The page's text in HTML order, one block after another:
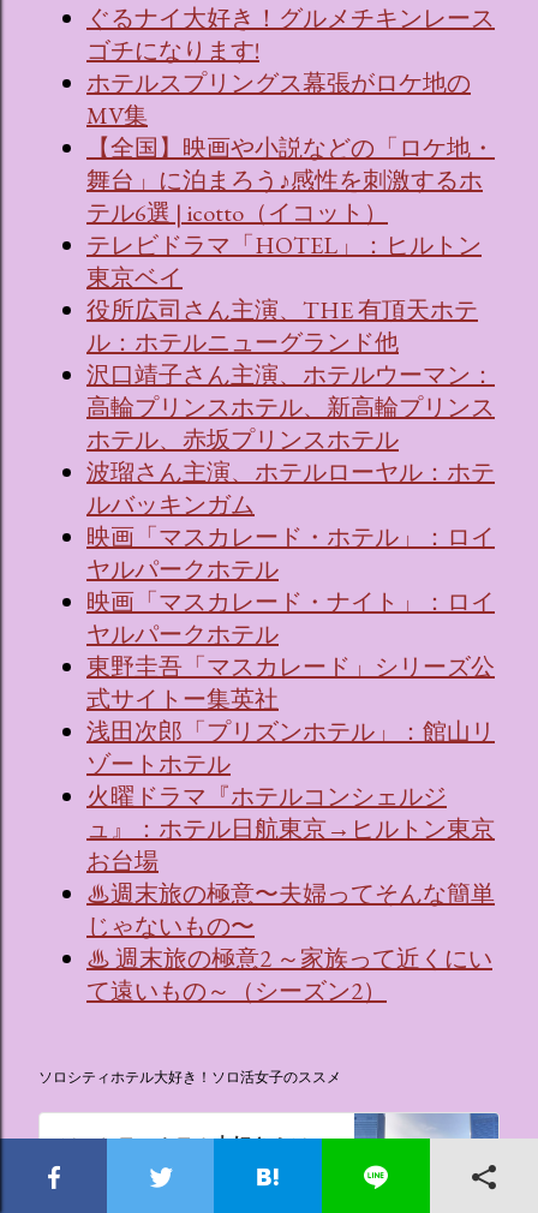
ぐるナイ大好き！グルメチキンレース
ゴチになります!
ホテルスプリングス幕張がロケ地の
MV集
【全国】映画や小説などの「ロケ地・
舞台」に泊まろう♪感性を刺激するホ
テル6選 | icotto（イコット）
テレビドラマ「HOTEL」：ヒルトン
東京ベイ
役所広司さん主演、THE 有頂天ホテ
ル：ホテルニューグランド他
沢口靖子さん主演、ホテルウーマン：
高輪プリンスホテル、新高輪プリンス
ホテル、赤坂プリンスホテル
波瑠さん主演、ホテルローヤル：ホテ
ルバッキンガム
映画「マスカレード・ホテル」：ロイ
ヤルパークホテル
映画「マスカレード・ナイト」：ロイ
ヤルパークホテル
東野圭吾「マスカレード」シリーズ公
式サイトー集英社
浅田次郎「プリズンホテル」：館山リ
ゾートホテル
火曜ドラマ『ホテルコンシェルジ
ュ』：ホテル日航東京→ヒルトン東京
お台場
♨週末旅の極意〜夫婦ってそんな簡単
じゃないもの〜
♨ 週末旅の極意2 ～家族って近くにい
て遠いもの～（シーズン2）
ソロシティホテル大好き！ソロ活女子のススメ
ソロシティホテル大好き！ソロ
活女子のススメ